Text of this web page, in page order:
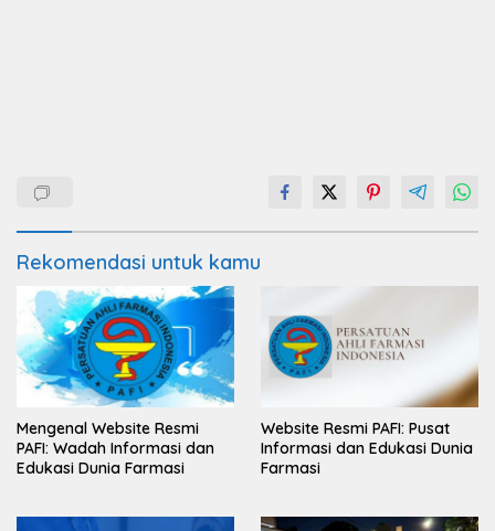
Rekomendasi untuk kamu
Mengenal Website Resmi
PAFI: Wadah Informasi dan
Edukasi Dunia Farmasi
Website Resmi PAFI: Pusat
Informasi dan Edukasi Dunia
Farmasi